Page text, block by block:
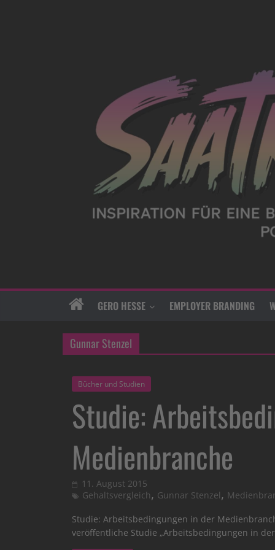
GERO HESSE EMPLOYER BRANDING
Gunnar Stenzel
Bücher und Studien
Studie:
Medienbranche
11. August 2015
Gehaltsvergleich, Gunnar Stenzel,
Studie: Arbeitsbedingungen in der
veröffentliche Studie „Arbeitsbedingungen in